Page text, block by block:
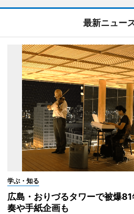
最新ニュー
学ぶ・知る
広島・おりづるタワーで被爆
奏や手紙企画も